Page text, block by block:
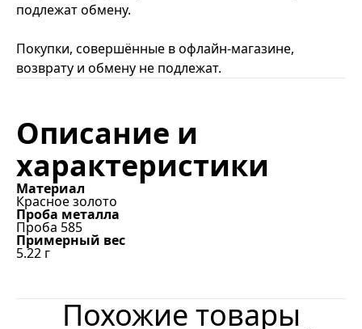
подлежат обмену.
Покупки, совершённые в офлайн-магазине,
возврату и обмену не подлежат.
Описание и
характеристики
Материал
Красное золото
Проба металла
Проба 585
Примерный вес
5.22 г
Похожие товары